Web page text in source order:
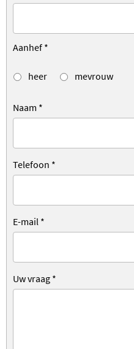
Aanhef *
heer mevrouw
Naam *
Telefoon *
E-mail *
Uw vraag *